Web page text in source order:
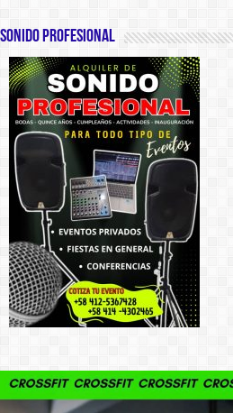
SONIDO PROFESIONAL